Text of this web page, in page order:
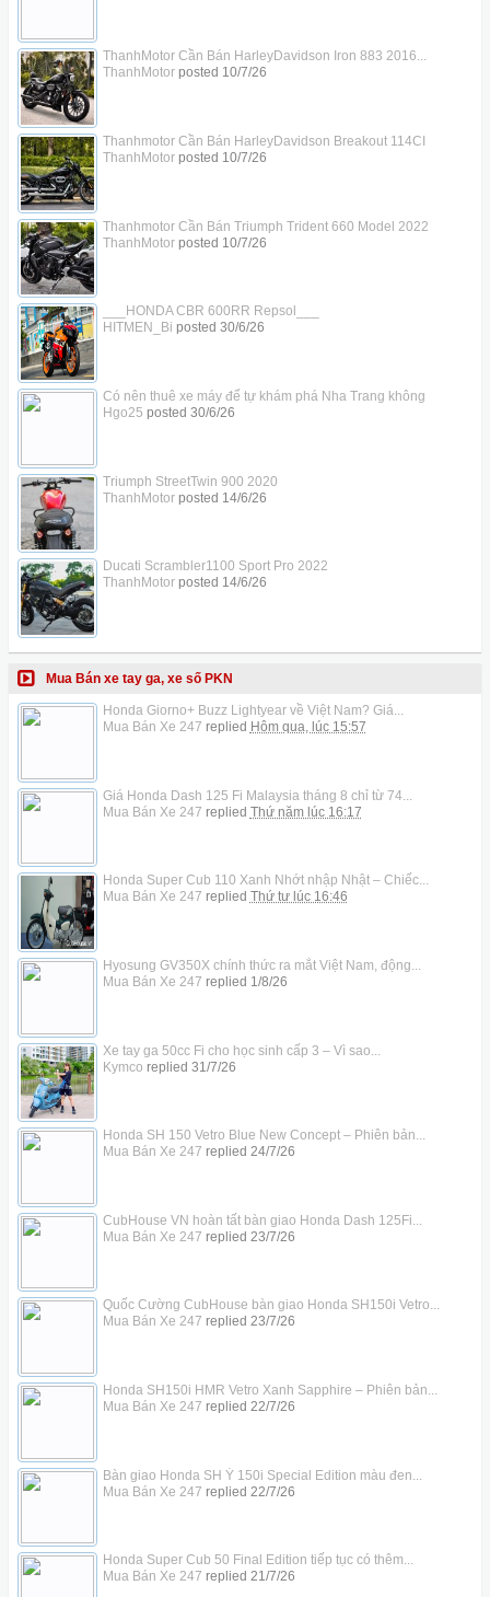
ThanhMotor Cần Bán HarleyDavidson Iron 883 2016...
ThanhMotorposted 10/7/26
Thanhmotor Cần Bán HarleyDavidson Breakout 114CI
ThanhMotorposted 10/7/26
Thanhmotor Cần Bán Triumph Trident 660 Model 2022
ThanhMotorposted 10/7/26
___HONDA CBR 600RR Repsol___
HITMEN_Bi posted 30/6/26
Có nên thuê xe máy để tự khám phá Nha Trang không
Hgo25 posted 30/6/26
Triumph StreetTwin 900 2020
ThanhMotorposted 14/6/26
Ducati Scrambler1100 Sport Pro 2022
ThanhMotorposted 14/6/26
Mua Bán xe tay ga, xe số PKN
Honda Giorno+ Buzz Lightyear về Việt Nam? Giá...
Mua Bán Xe 247 replied Hôm qua, lúc 15:57
Giá Honda Dash 125 Fi Malaysia tháng 8 chỉ từ 74...
Mua Bán Xe 247 replied Thứ năm lúc 16:17
Honda Super Cub 110 Xanh Nhớt nhập Nhật – Chiếc...
Mua Bán Xe 247 replied Thứ tư lúc 16:46
Hyosung GV350X chính thức ra mắt Việt Nam, động...
Mua Bán Xe 247 replied 1/8/26
Xe tay ga 50cc Fi cho học sinh cấp 3 – Vì sao...
Kymco replied 31/7/26
Honda SH 150 Vetro Blue New Concept – Phiên bản...
Mua Bán Xe 247 replied 24/7/26
CubHouse VN hoàn tất bàn giao Honda Dash 125Fi...
Mua Bán Xe 247 replied 23/7/26
Quốc Cường CubHouse bàn giao Honda SH150i Vetro...
Mua Bán Xe 247 replied 23/7/26
Honda SH150i HMR Vetro Xanh Sapphire – Phiên bản...
Mua Bán Xe 247 replied 22/7/26
Bàn giao Honda SH Ý 150i Special Edition màu đen...
Mua Bán Xe 247 replied 22/7/26
Honda Super Cub 50 Final Edition tiếp tục có thêm...
Mua Bán Xe 247 replied 21/7/26